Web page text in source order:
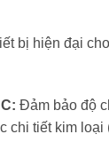
bị hiện đại
Đảm bảo độ
chi tiết kim loại